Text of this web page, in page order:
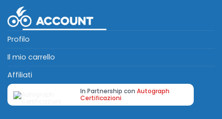
Profilo
Il mio carrello
Affiliati
In Partnership con Autograph
Certificazioni